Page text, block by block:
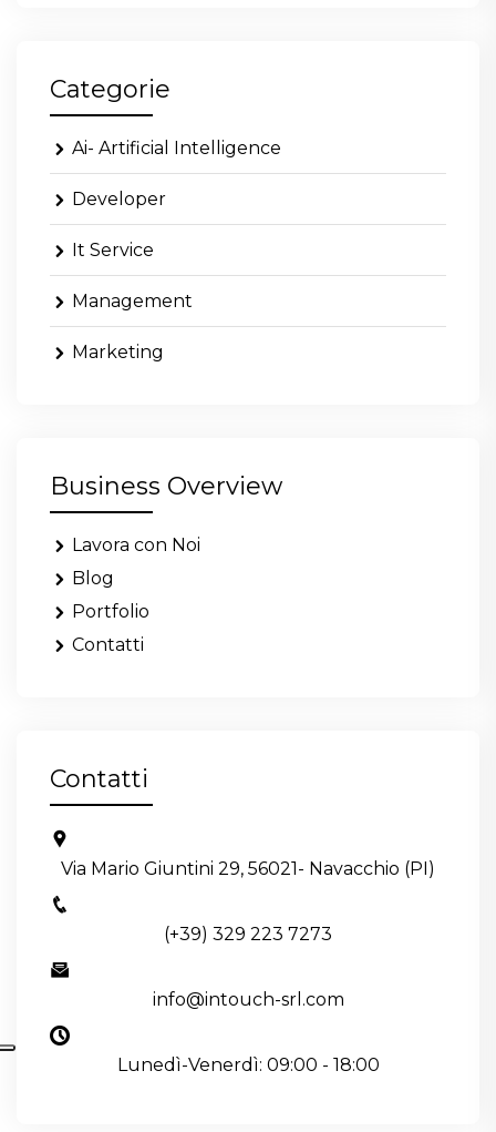
Categorie
Ai- Artificial Intelligence
Developer
It Service
Management
Marketing
Business Overview
Lavora con Noi
Blog
Portfolio
Contatti
Contatti
Via Mario Giuntini 29, 56021- Navacchio (PI)
(+39) 329 223 7273
info@intouch-srl.com
Lunedì-Venerdì: 09:00 - 18:00